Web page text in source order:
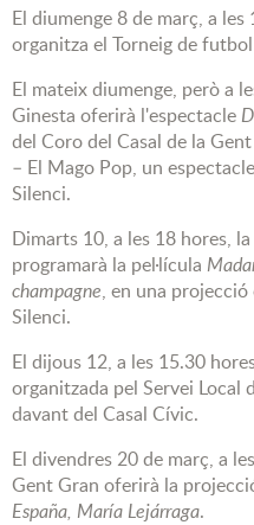
El diumenge 8 de març, a les
organitza el Torneig de
El mateix diumenge, però a
Ginesta oferirà l'espectacle
del Coro del Casal de la
– El Mago Pop, un
Silenci.
Dimarts 10, a les 18 hores,
programarà la pel·lícula
champagne, en una projecció
Silenci.
El dijous 12, a les 15.30
organitzada pel Servei Local
davant del Casal Cívic.
El divendres 20 de març, a
Gent Gran oferirà la
España, María Lejárraga.